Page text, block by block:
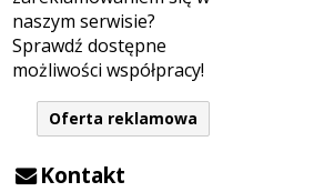
naszym serwisie?
Sprawdź dostępne
możliwości współpracy!
Oferta reklamowa
Kontakt